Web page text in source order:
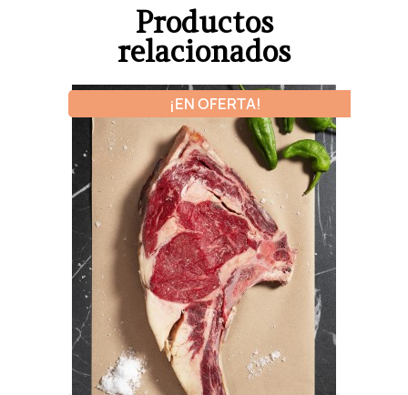
Productos
relacionados
¡EN OFERTA!